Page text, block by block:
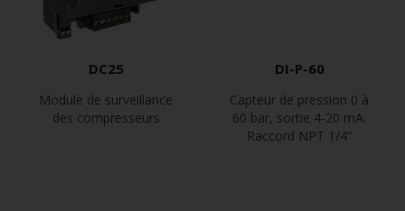
DC25
Module de surveillance
des compresseurs
DI-P-60
Capteur de pression 0 à
60 bar, sortie 4-20 mA.
Raccord NPT 1/4”